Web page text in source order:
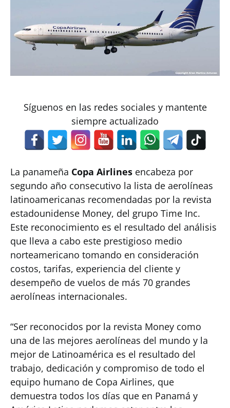
Síguenos en las redes sociales y mantente
siempre actualizado
La panameña Copa Airlines encabeza por
segundo año consecutivo la lista de aerolíneas
latinoamericanas recomendadas por la revista
estadounidense Money, del grupo Time Inc.
Este reconocimiento es el resultado del análisis
que lleva a cabo este prestigioso medio
norteamericano tomando en consideración
costos, tarifas, experiencia del cliente y
desempeño de vuelos de más 70 grandes
aerolíneas internacionales.
“Ser reconocidos por la revista Money como
una de las mejores aerolíneas del mundo y la
mejor de Latinoamérica es el resultado del
trabajo, dedicación y compromiso de todo el
equipo humano de Copa Airlines, que
demuestra todos los días que en Panamá y